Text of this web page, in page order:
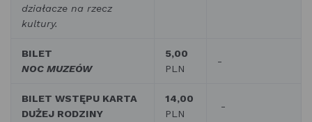
działacze na rzecz
kultury.
BILET
NOC MUZEÓW
5,00
PLN
-
BILET WSTĘPU KARTA
DUŻEJ RODZINY
14,00
PLN
-